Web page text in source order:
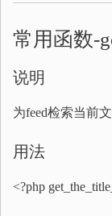
常用函数-
说明
为feed检索当前
用法
<?php